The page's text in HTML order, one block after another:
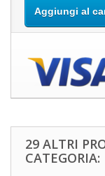
Aggiungi al
29 ALTRI
CATEGORIA: